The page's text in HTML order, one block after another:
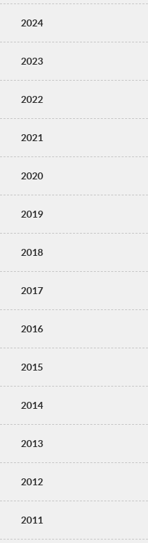
2024
2023
2022
2021
2020
2019
2018
2017
2016
2015
2014
2013
2012
2011